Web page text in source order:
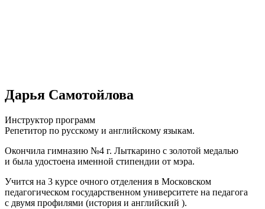
Дарья Самотойлова
Инструктор программ
Репетитор по русскому и английскому языкам.
Окончила гимназию №4 г. Лыткарино с золотой медалью
и была удостоена именной стипендии от мэра.
Учится на 3 курсе очного отделения в Московском
педагогическом государственном университете на педагога
с двумя профилями (история и английский ).